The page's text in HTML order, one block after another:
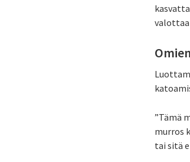
”Tämä
murros
tai sitä